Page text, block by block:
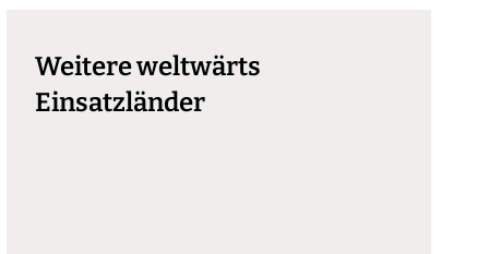
Weitere weltwärts
Einsatzländer